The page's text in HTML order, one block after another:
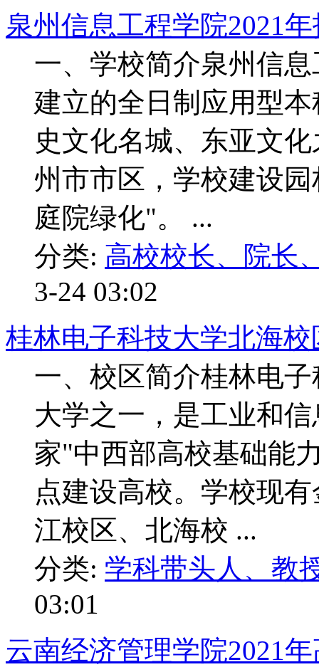
泉州信息工程学院2021
一、学校简介泉州信
建立的全日制应用型
史文化名城、东亚文
州市市区，学校建设
庭院绿化"。 ...
分类: 高校校长、院长
3-24 03:02
桂林电子科技大学北海
一、校区简介桂林电
大学之一，是工业和
家"中西部高校基础能
点建设高校。学校现
江校区、北海校 ...
分类: 学科带头人、教
03:01
云南经济管理学院2021